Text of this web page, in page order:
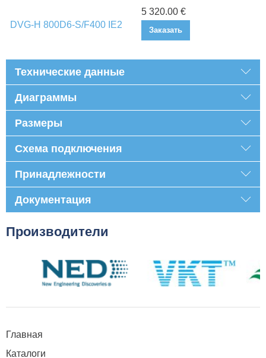
DVG-H 800D6-S/F400 IE2
5 320.00 €
Заказать
Технические данные
Диаграммы
Размеры
Схема подключения
Принадлежности
Документация
Производители
Главная
Каталоги